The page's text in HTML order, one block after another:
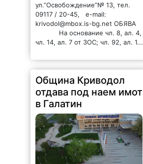
ул.”Освобождение”№ 13, тел.
09117 / 20-45, e-mail:
krivodol@mbox.is-bg.net ОБЯВА
На основание чл. 8, ал. 4,
чл. 14, ал. 7 от ЗОС; чл. 92, ал. 1...
Община Криводол
отдава под наем имот
в Галатин